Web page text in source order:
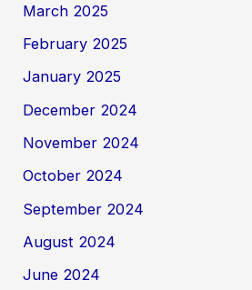
March 2025
February 2025
January 2025
December 2024
November 2024
October 2024
September 2024
August 2024
June 2024